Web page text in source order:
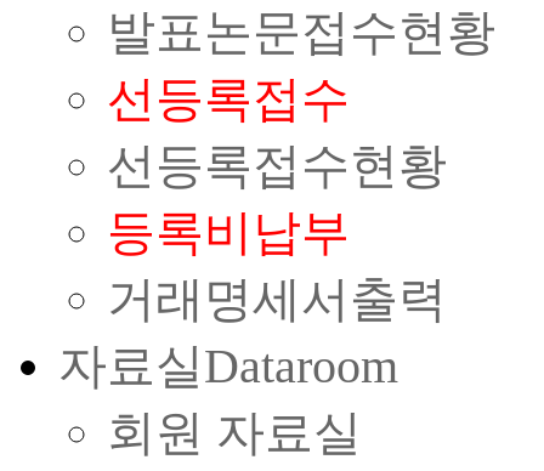
발표논문접수현황
선등록접수
선등록접수현황
등록비납부
거래명세서출력
자료실Dataroom
회원 자료실